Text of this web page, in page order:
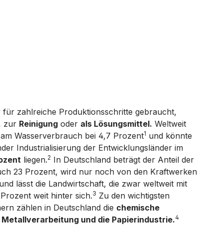
für zahlreiche Produktionsschritte gebraucht,
zur Reinigung oder als Lösungsmittel. Weltweit
Wasserverbrauch bei 4,7 Prozent1 und könnte
Industrialisierung der Entwicklungsländer im
liegen.2 In Deutschland beträgt der Anteil der
23 Prozent, wird nur noch von den Kraftwerken
lässt die Landwirtschaft, die zwar weltweit mit
weit hinter sich.3 Zu den wichtigsten
zählen in Deutschland die chemische
und die Papierindustrie.4